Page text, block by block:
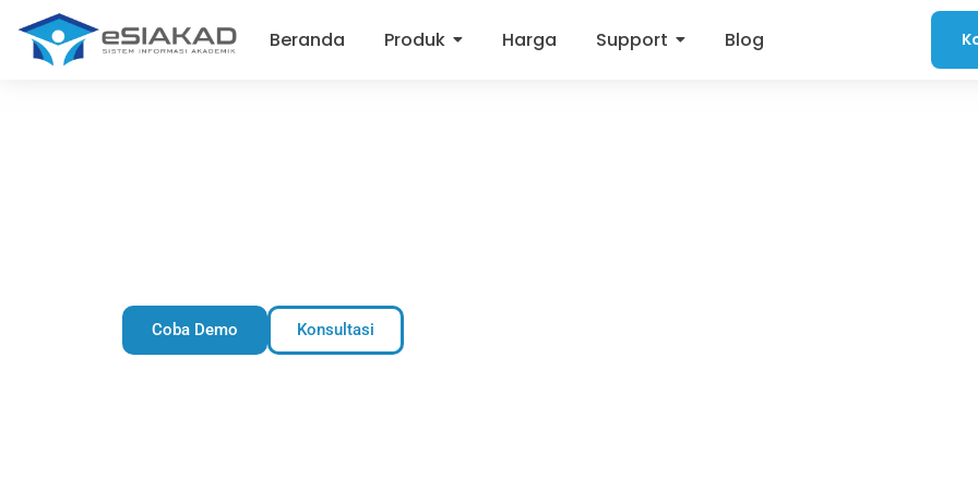
Beranda Produk Harga Support Blog
Coba Demo Konsultasi